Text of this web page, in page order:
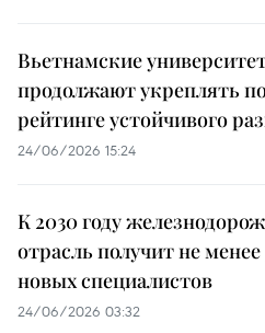
Вьетнамские
продолжают укреплять
рейтинге устойчивого
24/06/2026 15:24
К 2030 году
отрасль получит не
новых специалистов
24/06/2026 03:32